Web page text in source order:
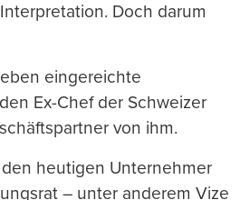
Doch darum
eingereichte
Ex-Chef der Schweizer
von ihm.
heutigen Unternehmer
– unter anderem Vize